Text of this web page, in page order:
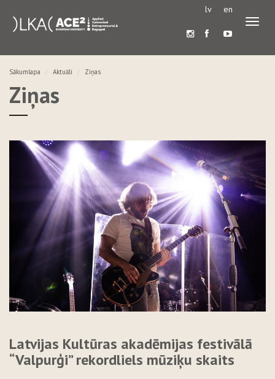
lv en
Sākumlapa Aktuāli Ziņas
Ziņas
Latvijas Kultūras akadēmijas festivālā
“Valpurģi” rekordliels mūziķu skaits